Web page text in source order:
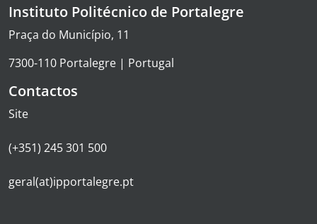
Instituto Politécnico de Portalegre
Praça do Município, 11
7300-110 Portalegre | Portugal
Contactos
Site
(+351) 245 301 500
geral(at)ipportalegre.pt